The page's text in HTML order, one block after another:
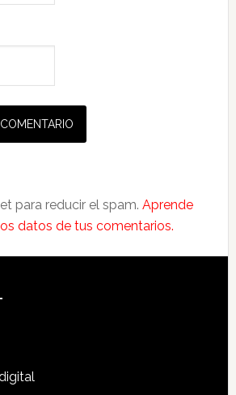
para reducir el spam. Aprende
datos de tus comentarios.